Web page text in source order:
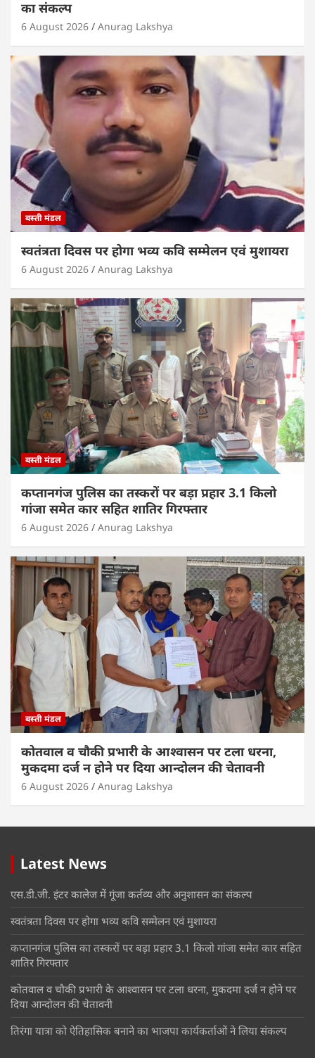
का संकल्प
6 August 2026 Anurag Lakshya
बस्ती मंडल
स्वतंत्रता दिवस पर होगा भव्य कवि सम्मेलन एवं मुशायरा
6 August 2026 Anurag Lakshya
बस्ती मंडल
कप्तानगंज पुलिस का तस्करों पर बड़ा प्रहार 3.1 किलो
गांजा समेत कार सहित शातिर गिरफ्तार
6 August 2026 Anurag Lakshya
बस्ती मंडल
कोतवाल व चौकी प्रभारी के आश्वासन पर टला धरना,
मुकदमा दर्ज न होने पर दिया आन्दोलन की चेतावनी
6 August 2026 Anurag Lakshya
Latest News
एस.डी.जी. इंटर कालेज में गूंजा कर्तव्य और अनुशासन का संकल्प
स्वतंत्रता दिवस पर होगा भव्य कवि सम्मेलन एवं मुशायरा
कप्तानगंज पुलिस का तस्करों पर बड़ा प्रहार 3.1 किलो गांजा समेत कार सहित
शातिर गिरफ्तार
कोतवाल व चौकी प्रभारी के आश्वासन पर टला धरना, मुकदमा दर्ज न होने पर
दिया आन्दोलन की चेतावनी
तिरंगा यात्रा को ऐतिहासिक बनाने का भाजपा कार्यकर्ताओं ने लिया संकल्प